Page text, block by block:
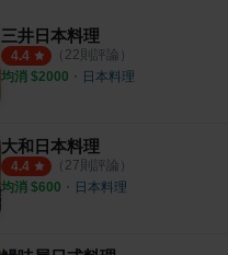
三井日本料理
4.4 （ 22則評論）
均消 $2000 ・ 日本料理
大和日本料理
4.4 （ 27則評論）
均消 $600 ・ 日本料理